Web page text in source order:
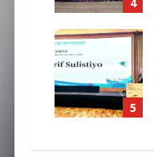
5